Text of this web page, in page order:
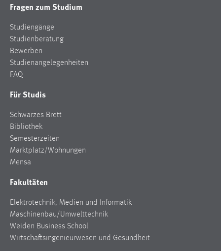
Fragen zum Studium
Studiengänge
Studienberatung
Bewerben
Studienangelegenheiten
FAQ
Für Studis
Schwarzes Brett
Bibliothek
Semesterzeiten
Marktplatz/Wohnungen
Mensa
Fakultäten
Elektrotechnik, Medien und Informatik
Maschinenbau/Umwelttechnik
Weiden Business School
Wirtschaftsingenieurwesen und Gesundheit
Name:
Zweck:
Dieser Cookie ist notwendig um sich an der Website
einloggen zu können.
STATISTIK
Diese Informationen helfen uns zu verstehen, wie
Name:
_pk_ref, _pk_cvar, _pk_id, _pk_ses
Zweck: